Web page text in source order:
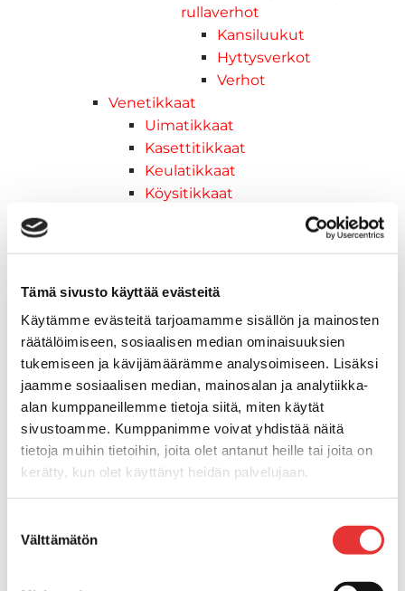
Tämä sivusto käyttää evästeitä
Käytämme evästeitä tarjoamamme sisällön ja mainosten
räätälöimiseen, sosiaalisen median ominaisuuksien
tukemiseen ja kävijämäärämme analysoimiseen. Lisäksi
jaamme sosiaalisen median, mainosalan ja analytiikka-
alan kumppaneillemme tietoja siitä, miten käytät
sivustoamme. Kumppanimme voivat yhdistää näitä
tietoja muihin tietoihin, joita olet antanut heille tai joita on
kerätty, kun olet käyttänyt heidän palvelujaan.
valinta
Välttämätön
rullaverhot
Kansiluukut
Hyttysverkot
Verhot
Venetikkaat
Uimatikkaat
Kasettitikkaat
Keulatikkaat
Köysitikkaat
Koukkupidike
Lepuuttajan kiinnike
Tuulilasin kiinnike
Reuna-, köli-, törmäyslistat ja kansikate
Törmäyslista
Kansikate
Reuna- ja ikkunalistat
Alumiinilistat